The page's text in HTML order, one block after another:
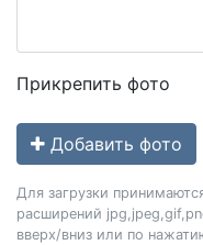
Прикрепить фото
Добавить фото
Для загрузки
расширений
вверх/вниз или по